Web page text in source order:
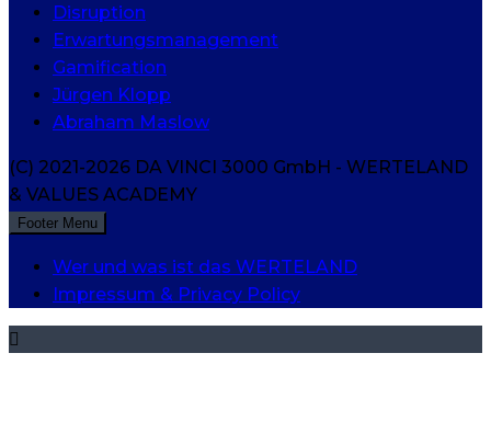
Disruption
Erwartungsmanagement
Gamification
Jürgen Klopp
Abraham Maslow
(C) 2021-2026 DA VINCI 3000 GmbH - WERTELAND
& VALUES ACADEMY
Footer Menu
Wer und was ist das WERTELAND
Impressum & Privacy Policy